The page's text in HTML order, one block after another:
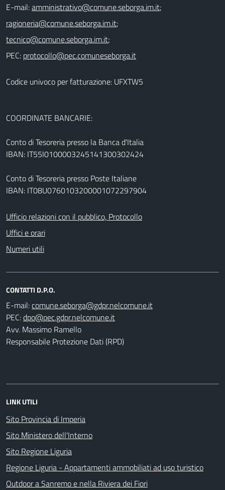
E-mail:
;
;
;
PEC:
Codice univoco per fatturazione: UFXTW5
COORDINATE BANCARIE:
Conto di Tesoreria presso la Banca d'Italia
IBAN: IT55I0100003245141300302424
Conto di Tesoreria presso Poste Italiane
IBAN: IT08U0760103200001072297904
Ufficio relazioni con il pubblico, Protocollo
Uffici e orari
Numeri utili
CONTATTI D.P.O.
E-mail:
PEC:
Avv. Massimo Ramello
Responsabile Protezione Dati (RPD)
LINK UTILI
Sito Provincia di Imperia
Sito Ministero dell'Interno
Sito Regione Liguria
Regione Liguria - Appartamenti ammobiliati ad uso turistico
Outdoor a Sanremo e nella Riviera dei Fiori